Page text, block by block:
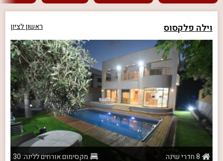
וילה פלקסוס ראשון לציון
8 חדרי שינה
מקסימום אורחים ללינה: 30